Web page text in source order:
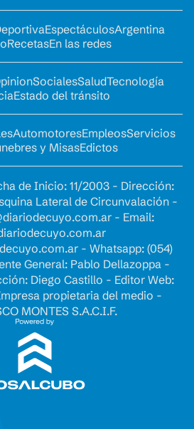
EspectáculosArgentina
RecetasEn las redes
SocialesSaludTecnología
Estado del tránsito
AutomotoresEmpleosServicios
y MisasEdictos
de Inicio: 11/2003 - Dirección:
Lateral de Circunvalación -
- Email:
- Whatsapp: (054)
General: Pablo Dellazoppa -
Diego Castillo - Editor Web:
propietaria del medio -
MONTES S.A.C.I.F.